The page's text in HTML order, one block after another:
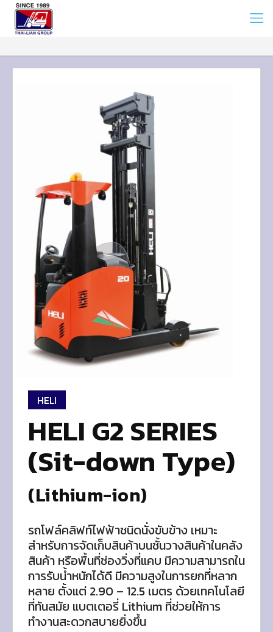
HELI
HELI G2 SERIES
(Sit-down Type)
(Lithium-ion)
รถโฟล์คลิฟท์ไฟฟ้าชนิดนั่งขับข้าง เหมาะ
สำหรับการจัดเก็บสินค้าบนชั้นวางสินค้าในคลัง
สินค้า หรือพื้นที่ช่องวิ่งที่แคบ มีความสามารถใน
การรับน้ำหนักได้ดี มีความสูงในการยกที่หลาก
หลาย ตั้งแต่ 2.90 – 12.5 เมตร ด้วยเทคโนโลยี
ที่ทันสมัย แบตเตอรี่ Lithium ที่ช่วยให้การ
ทำงานสะดวกสบายยิ่งขึ้น